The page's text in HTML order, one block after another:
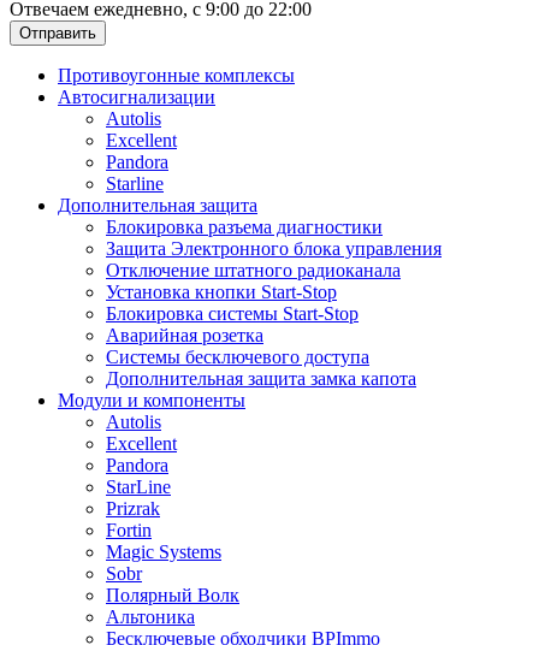
Отвечаем ежедневно, с 9:00 до 22:00
Отправить
Противоугонные комплексы
Автосигнализации
Autolis
Excellent
Pandora
Starline
Дополнительная защита
Блокировка разъема диагностики
Защита Электронного блока управления
Отключение штатного радиоканала
Установка кнопки Start-Stop
Блокировка системы Start-Stop
Аварийная розетка
Системы бесключевого доступа
Дополнительная защита замка капота
Модули и компоненты
Autolis
Excellent
Pandora
StarLine
Prizrak
Fortin
Magic Systems
Sobr
Полярный Волк
Альтоника
Бесключевые обходчики BPImmo